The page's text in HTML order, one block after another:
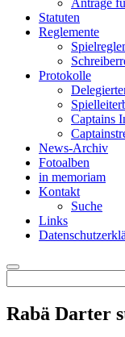
Statuten
Reglemente
Protokolle
Captains
News-Archiv
Fotoalben
in memoriam
Kontakt
Suche
Links
Toggle
navigation
Rabä Darter